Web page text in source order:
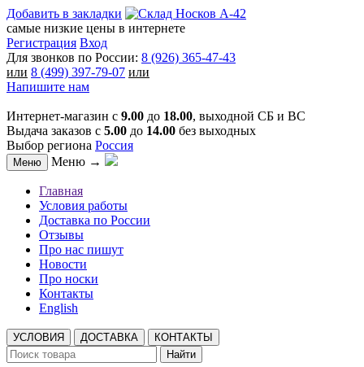
Добавить в закладки
самые низкие цены в интернете
Регистрация Вход
Для звонков по России: 8 (926) 365-47-43
или 8 (499) 397-79-07 или
Напишите нам
Интернет-магазин с 9.00 до 18.00, выходной СБ и ВС
Выдача заказов с 5.00 до 14.00 без выходных
Выбор региона Россия
Меню Меню →
Главная
Условия работы
Доставка по России
Отзывы
Про нас пишут
Новости
Про носки
Контакты
English
УСЛОВИЯ ДОСТАВКА
КОНТАКТЫ
Найти